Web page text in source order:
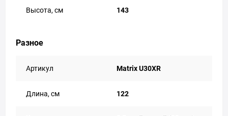
Высота, см 143
Разное
Артикул Matrix U30XR
Длина, см 122